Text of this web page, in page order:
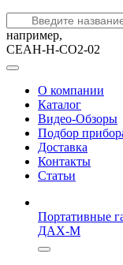
например,
СЕАН-Н-CO2-02
О компании
Каталог
Видео-Обзоры
Подбор
Доставка
Контакты
Статьи
Портативные
ДАХ-М